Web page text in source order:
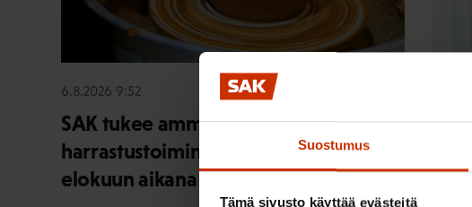
Suostumus
Tämä sivusto käyttää evästeitä
6.8.2026 9:52
SAK tukee ammattiliittojen jäsenten
harrastustoimintaa – hae apurahaa
elokuun aikana